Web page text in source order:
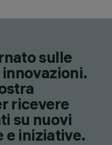
sulle
ricevere
su nuovi
e iniziative.